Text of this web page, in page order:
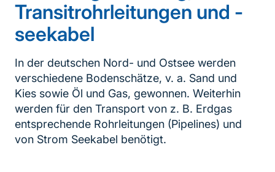
Transitrohrleitungen und -
seekabel
In der deutschen Nord- und Ostsee werden
verschiedene Bodenschätze, v. a. Sand und
Kies sowie Öl und Gas, gewonnen. Weiterhin
werden für den Transport von z. B. Erdgas
entsprechende Rohrleitungen (Pipelines) und
von Strom Seekabel benötigt.